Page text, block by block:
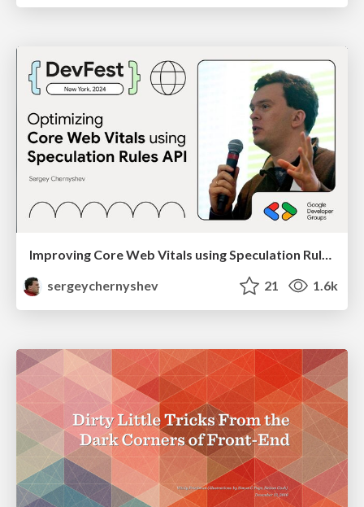
Improving Core Web Vitals using Speculation Rules API
sergeychernyshev
21 1.6k